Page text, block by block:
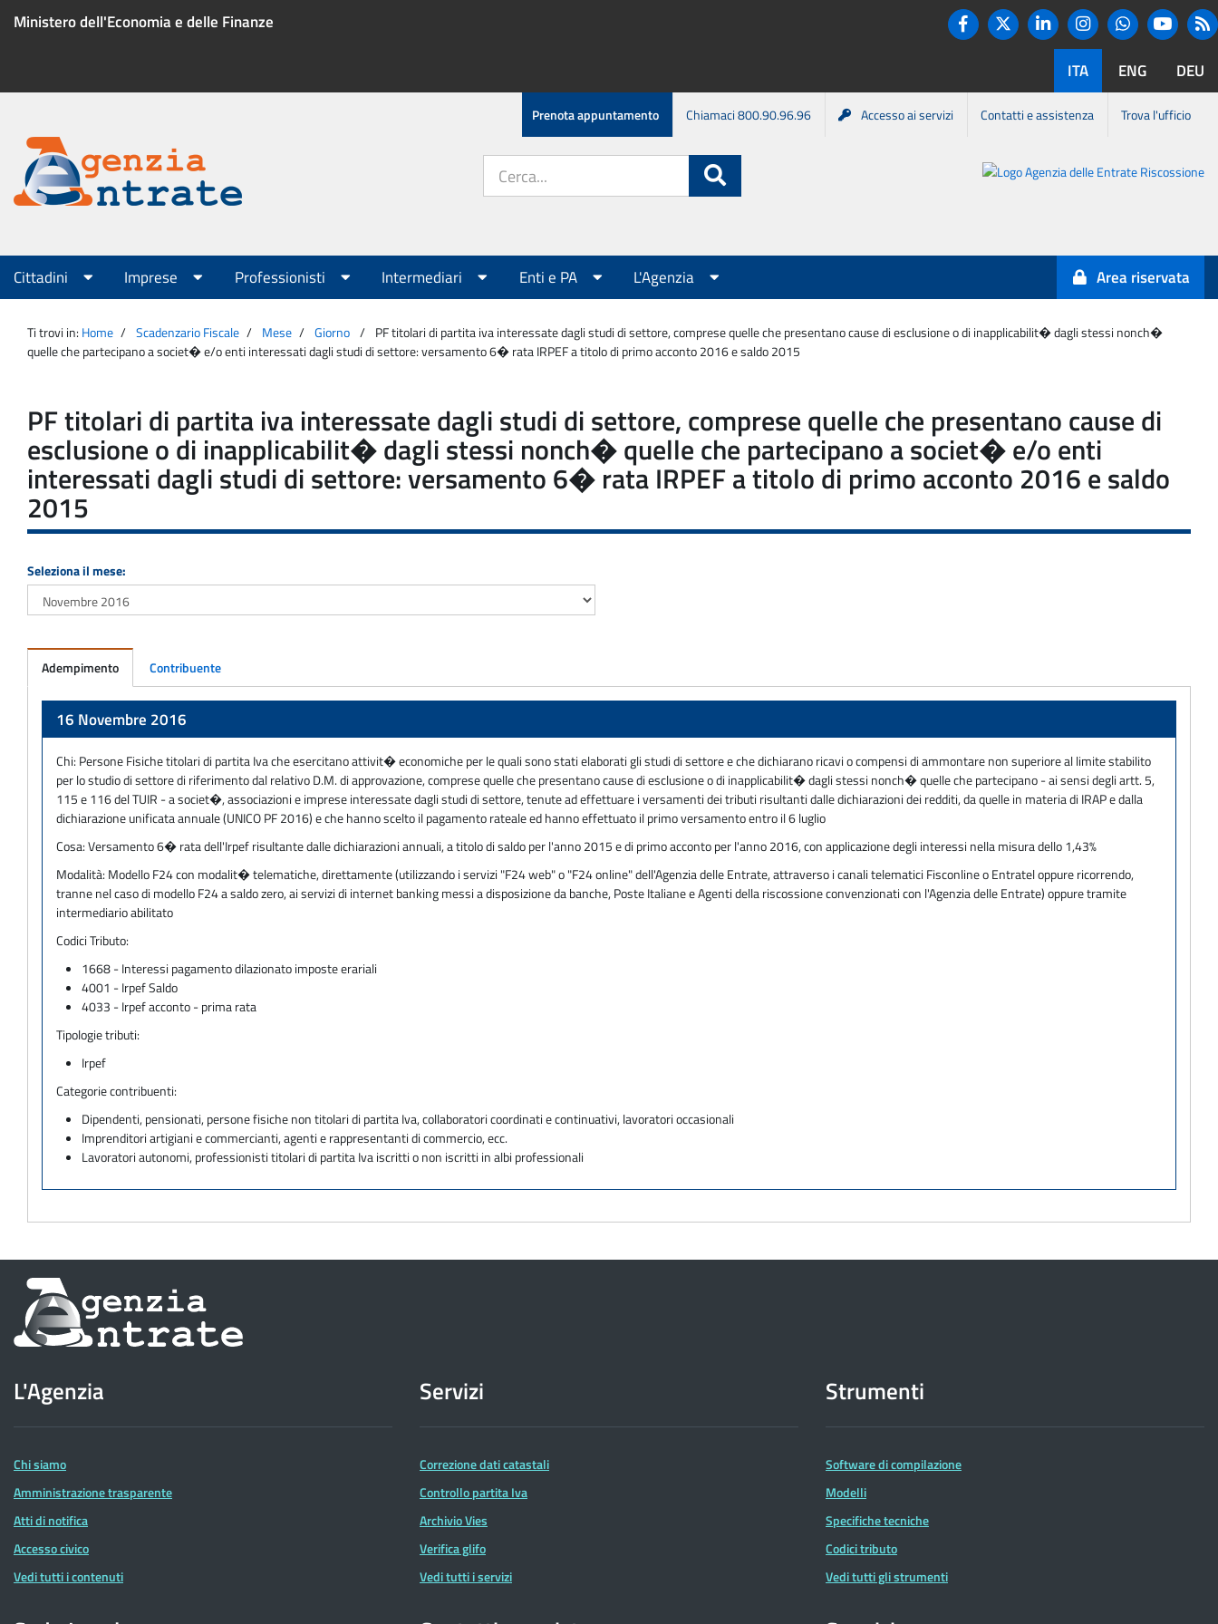
Ministero dell'Economia e delle Finanze
Twitter
LinkedinInstagram
ITA ENG DEU
Menu
servizio
Prenota appuntamento Chiamaci 800.90.96.96 Accesso ai servizi Contatti e assistenza Trova l'ufficio
Agenzia
Entrate
sito:
Agenzia
Entrate-
Riscossione
Menu
principale
Cittadini Imprese Professionisti Intermediari Enti e PA L'Agenzia Area riservata
Ti trovi in: Home Scadenzario Fiscale Mese Giorno
PF titolari di partita iva interessate dagli studi di settore, comprese quelle che presentano cause di esclusione o di inapplicabilit� dagli stessi nonch�
quelle che partecipano a societ� e/o enti interessati dagli studi di settore: versamento 6� rata IRPEF a titolo di primo acconto 2016 e saldo 2015
PF titolari di partita iva interessate dagli studi di settore, comprese quelle che presentano cause di
esclusione o di inapplicabilit� dagli stessi nonch� quelle che partecipano a societ� e/o enti
interessati dagli studi di settore: versamento 6� rata IRPEF a titolo di primo acconto 2016 e saldo
2015
Seleziona il mese:
Adempimento Contribuente
16 Novembre 2016
Chi: Persone Fisiche titolari di partita Iva che esercitano attivit� economiche per le quali sono stati elaborati gli studi di settore e che dichiarano ricavi o compensi di ammontare non superiore al limite stabilito
per lo studio di settore di riferimento dal relativo D.M. di approvazione, comprese quelle che presentano cause di esclusione o di inapplicabilit� dagli stessi nonch� quelle che partecipano - ai sensi degli artt. 5,
115 e 116 del TUIR - a societ�, associazioni e imprese interessate dagli studi di settore, tenute ad effettuare i versamenti dei tributi risultanti dalle dichiarazioni dei redditi, da quelle in materia di IRAP e dalla
dichiarazione unificata annuale (UNICO PF 2016) e che hanno scelto il pagamento rateale ed hanno effettuato il primo versamento entro il 6 luglio
Cosa:Versamento 6� rata dell'Irpef risultante dalle dichiarazioni annuali, a titolo di saldo per l'anno 2015 e di primo acconto per l'anno 2016, con applicazione degli interessi nella misura dello 1,43%
Modalità: Modello F24 con modalit� telematiche, direttamente (utilizzando i servizi "F24 web" o "F24 online" dell'Agenzia delle Entrate, attraverso i canali telematici Fisconline o Entratel oppure ricorrendo,
tranne nel caso di modello F24 a saldo zero, ai servizi di internet banking messi a disposizione da banche, Poste Italiane e Agenti della riscossione convenzionati con l'Agenzia delle Entrate) oppure tramite
intermediario abilitato
Codici Tributo:
1668 - Interessi pagamento dilazionato imposte erariali
4001 - Irpef Saldo
4033 - Irpef acconto - prima rata
Tipologie tributi:
Irpef
Categorie contribuenti:
Dipendenti, pensionati, persone fisiche non titolari di partita Iva, collaboratori coordinati e continuativi, lavoratori occasionali
Imprenditori artigiani e commercianti, agenti e rappresentanti di commercio, ecc.
Lavoratori autonomi, professionisti titolari di partita Iva iscritti o non iscritti in albi professionali
Informazioni
sul
dell'Agenzia
delle
Entrate
L'Agenzia
Chi siamo
Amministrazione trasparente
Atti di notifica
Accesso civico
Vedi tutti i contenuti
Servizi
Correzione dati catastali
Controllo partita Iva
Archivio Vies
Verifica glifo
Vedi tutti i servizi
Strumenti
Software di compilazione
Modelli
Specifiche tecniche
Codici tributo
Vedi tutti gli strumenti